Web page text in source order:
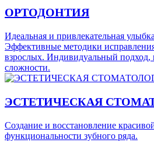
ОРТОДОНТИЯ
Идеальная и привлекательная
Эффективные методики
взрослых. Индивидуальный подход,
сложности.
ЭСТЕТИЧЕСКАЯ
Создание и восстановление
функциональности зубного ряда.